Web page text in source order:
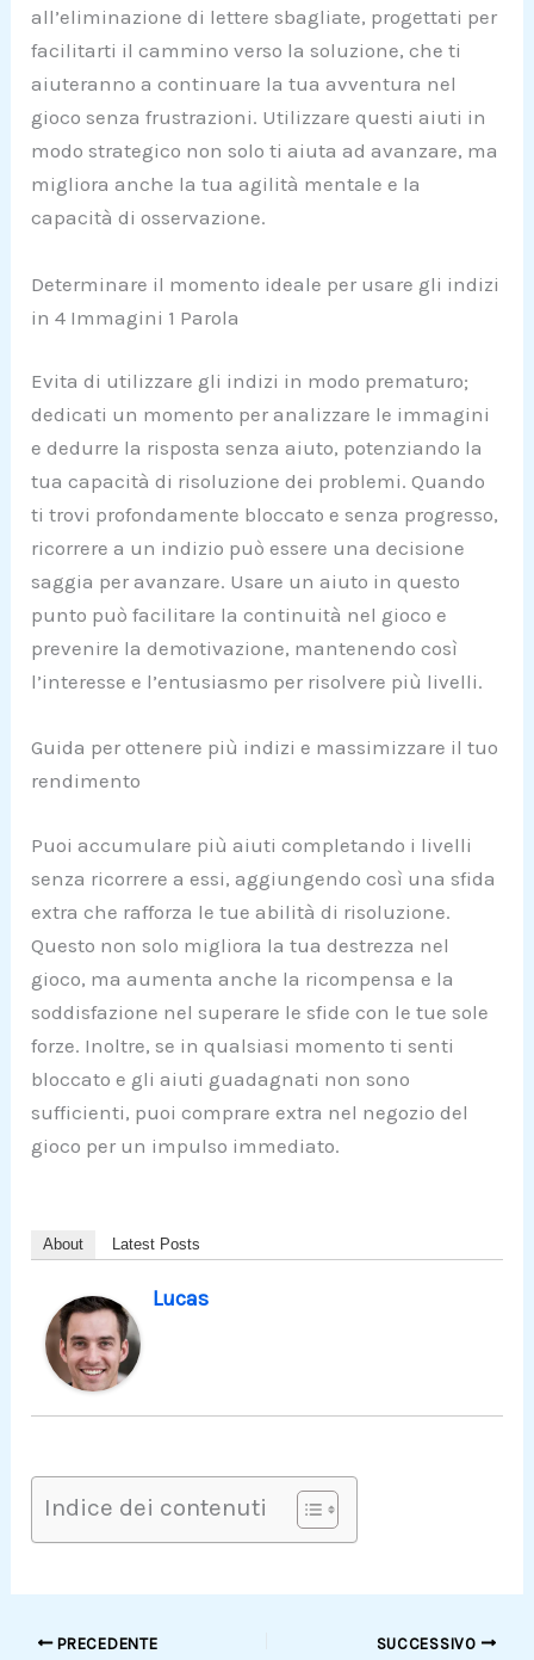
all’eliminazione di lettere sbagliate, progettati per
facilitarti il cammino verso la soluzione, che ti
aiuteranno a continuare la tua avventura nel
gioco senza frustrazioni. Utilizzare questi aiuti in
modo strategico non solo ti aiuta ad avanzare, ma
migliora anche la tua agilità mentale e la
capacità di osservazione.
Determinare il momento ideale per usare gli indizi
in 4 Immagini 1 Parola
Evita di utilizzare gli indizi in modo prematuro;
dedicati un momento per analizzare le immagini
e dedurre la risposta senza aiuto, potenziando la
tua capacità di risoluzione dei problemi. Quando
ti trovi profondamente bloccato e senza progresso,
ricorrere a un indizio può essere una decisione
saggia per avanzare. Usare un aiuto in questo
punto può facilitare la continuità nel gioco e
prevenire la demotivazione, mantenendo così
l’interesse e l’entusiasmo per risolvere più livelli.
Guida per ottenere più indizi e massimizzare il tuo
rendimento
Puoi accumulare più aiuti completando i livelli
senza ricorrere a essi, aggiungendo così una sfida
extra che rafforza le tue abilità di risoluzione.
Questo non solo migliora la tua destrezza nel
gioco, ma aumenta anche la ricompensa e la
soddisfazione nel superare le sfide con le tue sole
forze. Inoltre, se in qualsiasi momento ti senti
bloccato e gli aiuti guadagnati non sono
sufficienti, puoi comprare extra nel negozio del
gioco per un impulso immediato.
About Latest Posts
Lucas
Indice dei contenuti
PRECEDENTE SUCCESSIVO